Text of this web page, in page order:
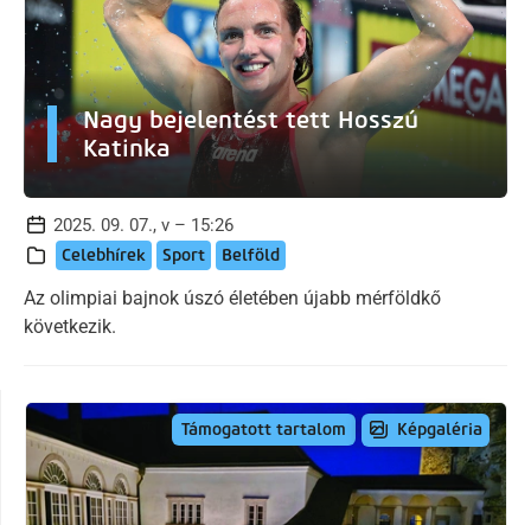
Nagy bejelentést tett Hosszú
Katinka
2025. 09. 07., v – 15:26
Celebhírek Sport Belföld
Az olimpiai bajnok úszó életében újabb mérföldkő
következik.
Támogatott tartalom Képgaléria